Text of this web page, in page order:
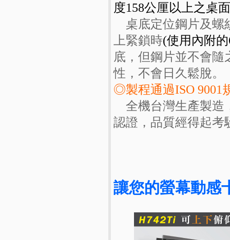
度158公厘以上之桌
桌底定位鋼片及螺
上緊鎖時(使用內附
底，但鋼片並不會
性，不會日久鬆脫。
◎製程通過ISO 9001
全機台灣生產製造
認證，品質經得起考
讓您的螢幕動感